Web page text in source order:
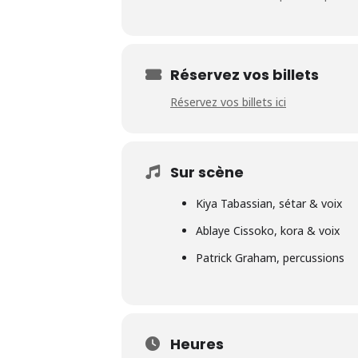
Réservez vos billets
Réservez vos billets ici
Sur scène
Kiya Tabassian, sétar & voix
Ablaye Cissoko, kora & voix
Patrick Graham, percussions
Heures